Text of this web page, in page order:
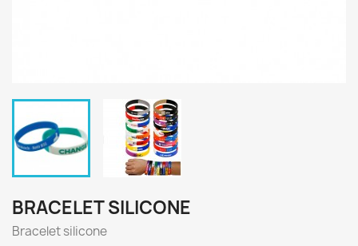
BRACELET SILICONE
Bracelet silicone